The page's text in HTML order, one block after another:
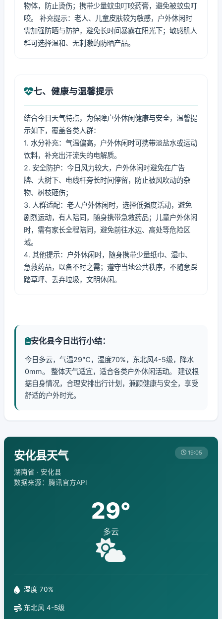
物体，防止烫伤；携带少量蚊虫叮咬药膏，避免被蚊虫叮
咬。 补充提示：老人、儿童皮肤较为敏感，户外休闲时
需加强防晒与防护，避免长时间暴露在阳光下；敏感肌人
群可选择温和、无刺激的防晒产品。
七、健康与温馨提示
结合今日天气特点，为保障户外休闲健康与安全，温馨提
示如下，覆盖各类人群：
1. 水分补充：气温偏高，户外休闲时可携带淡盐水或运动
饮料，补充出汗流失的电解质。
2. 安全防护：今日风力较大，户外休闲时避免在广告
牌、大树下、电线杆旁长时间停留，防止被风吹动的杂
物、树枝砸伤；
3. 人群适配：老人户外休闲时，选择低强度活动，避免
剧烈运动，有人陪同，随身携带急救药品；儿童户外休闲
时，需有家长全程陪同，避免前往水边、高处等危险区
域。
4. 其他提示：户外休闲时，随身携带少量纸巾、湿巾、
急救药品，以备不时之需；遵守当地公共秩序，不随意踩
踏草坪、丢弃垃圾，文明休闲。
安化县今日出行小结：
今日多云，气温29℃，湿度70%，东北风4-5级，降水
0mm。 整体天气适宜，适合各类户外休闲活动。 建议根
据自身情况，合理安排出行计划，兼顾健康与安全，享受
舒适的户外时光。
安化县天气
湖南省 · 安化县
数据来源：腾讯官方API
19:05
29°
多云
湿度 70%
东北风 4-5级